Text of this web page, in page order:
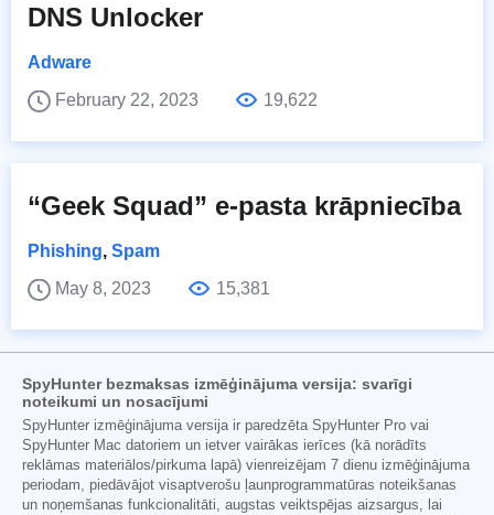
DNS Unlocker
Adware
February 22, 2023
19,622
“Geek Squad” e-pasta krāpniecība
Phishing, Spam
May 8, 2023
15,381
SpyHunter bezmaksas izmēģinājuma versija: svarīgi
noteikumi un nosacījumi
SpyHunter izmēģinājuma versija ir paredzēta SpyHunter Pro vai
SpyHunter Mac datoriem un ietver vairākas ierīces (kā norādīts
reklāmas materiālos/pirkuma lapā) vienreizējam 7 dienu izmēģinājuma
periodam, piedāvājot visaptverošu ļaunprogrammatūras noteikšanas
un noņemšanas funkcionalitāti, augstas veiktspējas aizsargus, lai